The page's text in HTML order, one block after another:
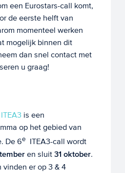
een Eurostars-call komt,
de eerste helft van
momenteel werken
mogelijk binnen dit
dan snel contact met
u graag!
ITEA3is een
op het gebied van
De 6e
ITEA3-call wordt
en sluit 31 oktober.
er op 3 & 4